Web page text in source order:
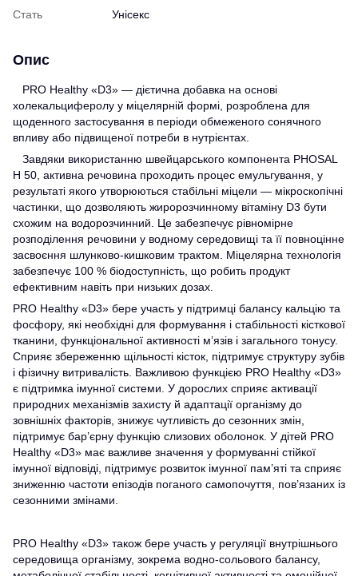
Стать Унісекс
Опис
PRO Healthy «D3» — дієтична добавка на основі
холекальциферолу у міцелярній формі, розроблена для
щоденного застосування в періоди обмеженого сонячного
впливу або підвищеної потреби в нутрієнтах.
Завдяки використанню швейцарського компонента PHOSAL
H 50, активна речовина проходить процес емульгування, у
результаті якого утворюються стабільні міцели — мікроскопічні
частинки, що дозволяють жиророзчинному вітаміну D3 бути
схожим на водорозчинний. Це забезпечує рівномірне
розподілення речовини у водному середовищі та її повноцінне
засвоєння шлунково-кишковим трактом. Міцелярна технологія
забезпечує 100 % біодоступність, що робить продукт
ефективним навіть при низьких дозах.
PRO Healthy «D3» бере участь у підтримці балансу кальцію та
фосфору, які необхідні для формування і стабільності кісткової
тканини, функціональної активності м’язів і загального тонусу.
Сприяє збереженню щільності кісток, підтримує структуру зубів
і фізичну витривалість. Важливою функцією PRO Healthy «D3»
є підтримка імунної системи. У дорослих сприяє активації
природних механізмів захисту й адаптації організму до
зовнішніх факторів, знижує чутливість до сезонних змін,
підтримує бар’єрну функцію слизових оболонок. У дітей PRO
Healthy «D3» має важливе значення у формуванні стійкої
імунної відповіді, підтримує розвиток імунної пам’яті та сприяє
зниженню частоти епізодів поганого самопочуття, пов’язаних із
сезонними змінами.
PRO Healthy «D3» також бере участь у регуляції внутрішнього
середовища організму, зокрема водно-сольового балансу,